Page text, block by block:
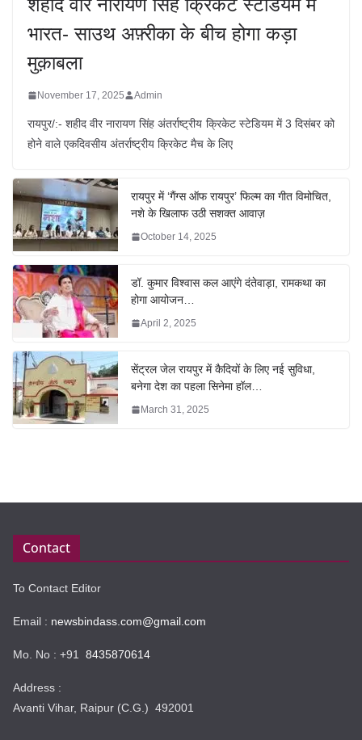
भारत- साउथ अफ़्रीका के बीच होगा कड़ा
मुक़ाबला
November 17, 2025 Admin
रायपुर/:- शहीद वीर नारायण सिंह अंतर्राष्ट्रीय क्रिकेट स्टेडियम में 3 दिसंबर को
होने वाले एकदिवसीय अंतर्राष्ट्रीय क्रिकेट मैच के लिए
रायपुर में ‘गैंग्स ऑफ रायपुर’ फिल्म का गीत विमोचित,
नशे के खिलाफ उठी सशक्त आवाज़
October 14, 2025
डॉ. कुमार विश्वास कल आएंगे दंतेवाड़ा, रामकथा का
होगा आयोजन…
April 2, 2025
सेंट्रल जेल रायपुर में कैदियों के लिए नई सुविधा,
बनेगा देश का पहला सिनेमा हॉल…
March 31, 2025
Contact
To Contact Editor
Email : newsbindass.com@gmail.com
Mo. No : +91 8435870614
Address :
Avanti Vihar, Raipur (C.G.) 492001